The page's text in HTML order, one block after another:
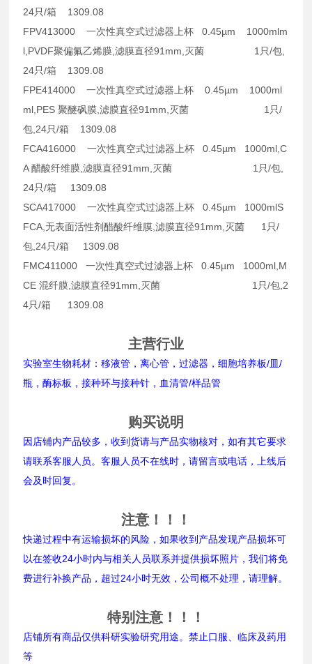
24只/箱 1309.08
FPV413000 一次性真空式过滤器上杯 0.45µm 1000mlm
l,PVDF聚偏氟乙烯膜,滤膜直径91mm,灭菌 1只/包,
24只/箱 1309.08
FPE414000 一次性真空式过滤器上杯 0.45µm 1000ml
ml,PES 聚醚砜膜,滤膜直径91mm,灭菌 1只/
包,24只/箱 1309.08
FCA416000 一次性真空式过滤器上杯 0.45µm 1000ml,C
A 醋酸纤维膜,滤膜直径91mm,灭菌 1只/包,
24只/箱 1309.08
SCA417000 一次性真空式过滤器上杯 0.45µm 1000mlS
FCA,无表面活性剂醋酸纤维膜,滤膜直径91mm,灭菌 1只/
包,24只/箱 1309.08
FMC411000 一次性真空式过滤器上杯 0.45µm 1000ml,M
CE 混纤膜,滤膜直径91mm,灭菌 1只/包,2
4只/箱 1309.08
主营行业
实验室生物耗材：移液管，离心管，过滤器，细胞培养板/皿/
瓶，酶标板，接种环与接种针，血清管/样品管
购买说明
因店铺内产品较多，收到货请与产品实物核对，如有其它要求
请联系客服人员。客服人员不在线时，请留言或电话，上线后
会及时回复。
注意！！！
快递过程中有运输损坏的风险，如果收到产品发现产品损坏可
以在签收24小时内与相关人员联系并提供损坏照片，我们将免
费进行补换产品，超过24小时无效，公司概不处理，请理解。
特别注意！！！
店铺所有商品仅供科研实验研究用途。禁止口服、临床及药用
等